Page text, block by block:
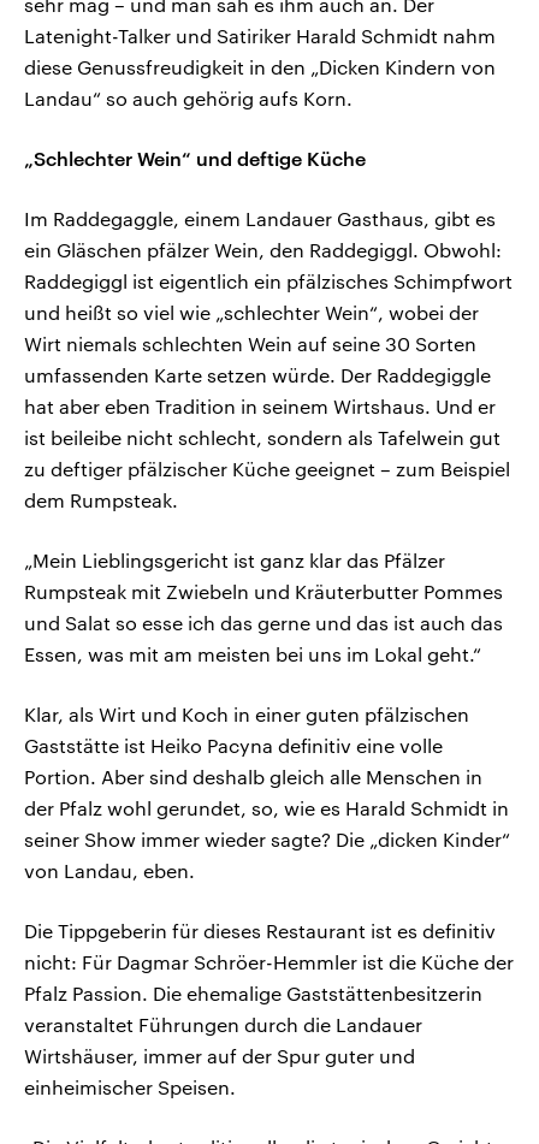
sehr mag – und man sah es ihm auch an. Der
Latenight-Talker und Satiriker Harald Schmidt nahm
diese Genussfreudigkeit in den „Dicken Kindern von
Landau“ so auch gehörig aufs Korn.
„Schlechter Wein“ und deftige Küche
Im Raddegaggle, einem Landauer Gasthaus, gibt es
ein Gläschen pfälzer Wein, den Raddegiggl. Obwohl:
Raddegiggl ist eigentlich ein pfälzisches Schimpfwort
und heißt so viel wie „schlechter Wein“, wobei der
Wirt niemals schlechten Wein auf seine 30 Sorten
umfassenden Karte setzen würde. Der Raddegiggle
hat aber eben Tradition in seinem Wirtshaus. Und er
ist beileibe nicht schlecht, sondern als Tafelwein gut
zu deftiger pfälzischer Küche geeignet – zum Beispiel
dem Rumpsteak.
„Mein Lieblingsgericht ist ganz klar das Pfälzer
Rumpsteak mit Zwiebeln und Kräuterbutter Pommes
und Salat so esse ich das gerne und das ist auch das
Essen, was mit am meisten bei uns im Lokal geht.“
Klar, als Wirt und Koch in einer guten pfälzischen
Gaststätte ist Heiko Pacyna definitiv eine volle
Portion. Aber sind deshalb gleich alle Menschen in
der Pfalz wohl gerundet, so, wie es Harald Schmidt in
seiner Show immer wieder sagte? Die „dicken Kinder“
von Landau, eben.
Die Tippgeberin für dieses Restaurant ist es definitiv
nicht: Für Dagmar Schröer-Hemmler ist die Küche der
Pfalz Passion. Die ehemalige Gaststättenbesitzerin
veranstaltet Führungen durch die Landauer
Wirtshäuser, immer auf der Spur guter und
einheimischer Speisen.